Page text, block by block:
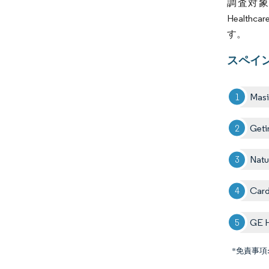
調査対
す。
スペイ
GE
*免責事項